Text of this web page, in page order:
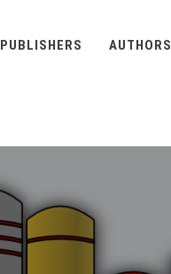
PUBLISHERS AUTHORS